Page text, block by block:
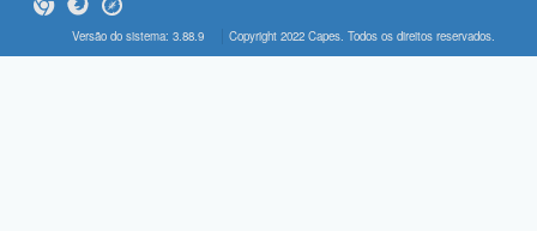
Versão do sistema: 3.88.9 Copyright 2022 Capes. Todos os direitos reservados.